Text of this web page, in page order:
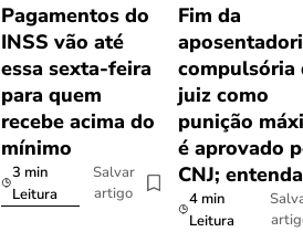
Pagamentos do
INSS vão até
essa sexta-feira
para quem
recebe acima do
mínimo
3 min
Leitura
Salvar
artigo
Fim da
compulsória
juiz como
punição
é aprovado
CNJ; entenda
4 min
Leitura